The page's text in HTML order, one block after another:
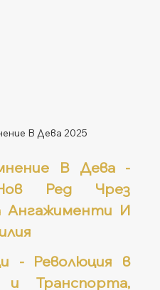
В Дева 2025
В Дева -
Ред Чрез
Ангажименти И
- Революция в
и Транспорта,